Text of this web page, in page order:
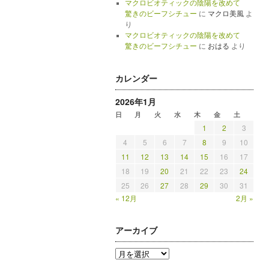
マクロビオティックの陰陽を改めて
驚きのビーフシチュー に マクロ美風よ
り
マクロビオティックの陰陽を改めて
驚きのビーフシチュー に おはる より
カレンダー
2026年1月
日 月 火 水 木 金 土
1 2
3
4
5 6 7 8 9
10
11
12 13 14 15 16
17
18
19 20 21 22 23
24
25
26 27 28 29 30
31
« 12月
2月 »
アーカイブ
ア